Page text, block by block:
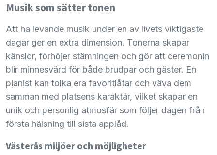
Musik som sätter tonen
Att ha levande musik under en av livets viktigaste
dagar ger en extra dimension. Tonerna skapar
känslor, förhöjer stämningen och gör att ceremonin
blir minnesvärd för både brudpar och gäster. En
pianist kan tolka era favoritlåtar och väva dem
samman med platsens karaktär, vilket skapar en
unik och personlig atmosfär som följer dagen från
första hälsning till sista applåd.
Västerås miljöer och möjligheter